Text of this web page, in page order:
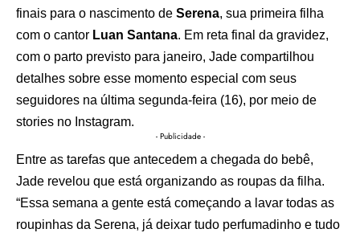
finais para o nascimento de Serena, sua primeira filha
com o cantor Luan Santana. Em reta final da gravidez,
com o parto previsto para janeiro, Jade compartilhou
detalhes sobre esse momento especial com seus
seguidores na última segunda-feira (16), por meio de
stories no Instagram.
- Publicidade -
Entre as tarefas que antecedem a chegada do bebê,
Jade revelou que está organizando as roupas da filha.
“Essa semana a gente está começando a lavar todas as
roupinhas da Serena, já deixar tudo perfumadinho e tudo